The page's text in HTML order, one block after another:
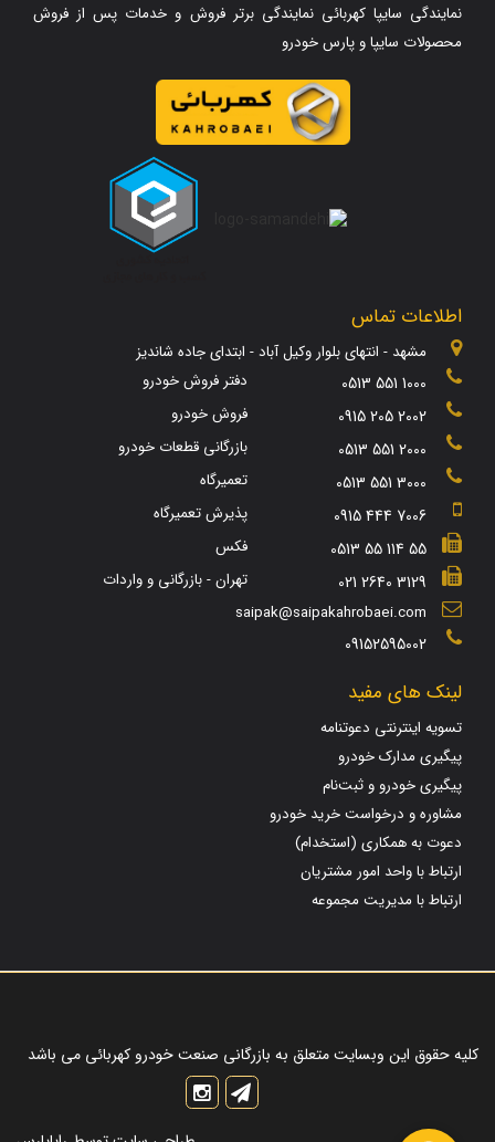
نمایندگی سایپا کهربائی نمایندگی برتر فروش و خدمات پس از فروش
محصولات سایپا و پارس خودرو
اطلاعات تماس
مشهد - انتهای بلوار وکیل آباد - ابتدای جاده شاندیز
0513 551 1000 دفتر فروش خودرو
0915 205 2002 فروش خودرو
0513 551 2000 بازرگانی قطعات خودرو
0513 551 3000 تعمیرگاه
0915 444 7006 پذیرش تعمیرگاه
0513 55 114 55 فکس
021 2640 3129
تهران - بازرگانی و واردات
saipak@saipakahrobaei.com
09152595002
لینک های مفید
تسویه اینترنتی دعوتنامه
پیگیری مدارک خودرو
پیگیری خودرو و ثبت‌نام
مشاوره و درخواست خرید خودرو
دعوت به همکاری (استخدام)
ارتباط با واحد امور مشتریان
ارتباط با مدیریت مجموعه
کلیه حقوق این وبسایت متعلق به بازرگانی صنعت خودرو کهربائی می باشد